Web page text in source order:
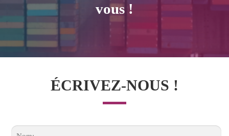
vous !
ÉCRIVEZ-NOUS !